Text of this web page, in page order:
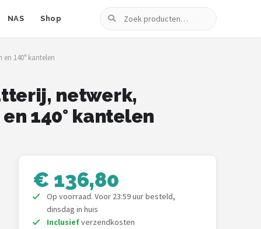
NAS Shop
Zoeken
140° kantelen
netwerk,
140° kantelen
€ 136,80
Op voorraad. Voor 23:59 uur besteld,
dinsdag in huis
Inclusiefverzendkosten